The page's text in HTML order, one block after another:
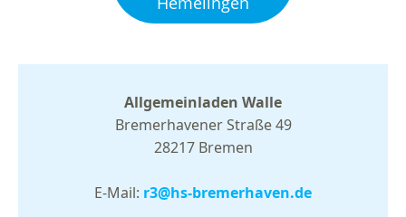
Allgemeinladen Walle
Bremerhavener Straße 49
28217 Bremen
E-Mail: r3@hs-bremerhaven.de